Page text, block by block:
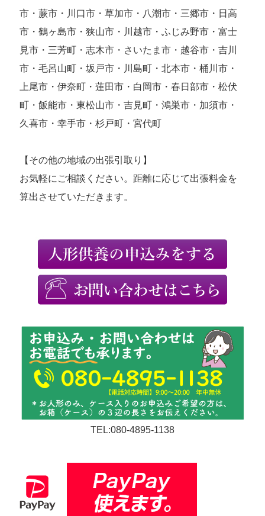
市・蕨市・川口市・草加市・八潮市・三郷市・日高
市・鶴ヶ島市・狭山市・川越市・ふじみ野市・富士
見市・三芳町・志木市・さいたま市・越谷市・吉川
市・毛呂山町・坂戸市・川島町・北本市・桶川市・
上尾市・伊奈町・蓮田市・白岡市・春日部市・松伏
町・飯能市・東松山市・吉見町・鴻巣市・加須市・
久喜市・幸手市・杉戸町・宮代町
【その他の地域の出張引取り】
お気軽にご相談ください。距離に応じて出張料金を
算出させていただきます。
TEL:080-4895-1138